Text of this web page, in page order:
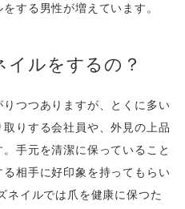
する男性が増えています。
イルをするの？
つつありますが、とくに多い
りする会社員や、外見の上品
手元を清潔に保っていること
相手に好印象を持ってもらい
ネイルでは爪を健康に保つた